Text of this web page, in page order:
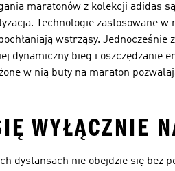
maratonów z kolekcji adidas
Technologie zastosowane w
wstrząsy. Jednocześnie
dynamiczny bieg i oszczędzanie
w nią buty na maraton
WYŁĄCZNIE
dystansach nie obejdzie się bez